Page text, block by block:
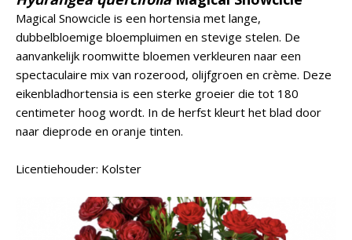
Magical Snowcicle is een hortensia met lange,
dubbelbloemige bloempluimen en stevige stelen. De
aanvankelijk roomwitte bloemen verkleuren naar een
spectaculaire mix van rozerood, olijfgroen en crème. Deze
eikenbladhortensia is een sterke groeier die tot 180
centimeter hoog wordt. In de herfst kleurt het blad door
naar dieprode en oranje tinten.
Licentiehouder: Kolster